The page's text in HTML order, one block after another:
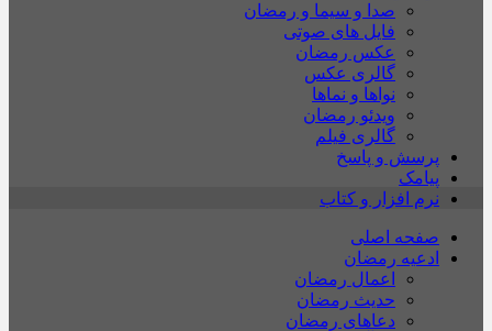
صدا و سیما و رمضان
فایل های صوتی
عکس رمضان
گالری عکس
نواها و نماها
ویدئو رمضان
گالری فیلم
پرسش و پاسخ
پیامک
نرم افزار و کتاب
صفحه اصلی
ادعیه رمضان
اعمال رمضان
حدیث رمضان
دعاهای رمضان